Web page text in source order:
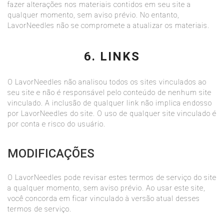
fazer alterações nos materiais contidos em seu site a
qualquer momento, sem aviso prévio. No entanto,
LavorNeedles não se compromete a atualizar os materiais.
6. LINKS
O LavorNeedles não analisou todos os sites vinculados ao
seu site e não é responsável pelo conteúdo de nenhum site
vinculado. A inclusão de qualquer link não implica endosso
por LavorNeedles do site. O uso de qualquer site vinculado é
por conta e risco do usuário.
MODIFICAÇÕES
O LavorNeedles pode revisar estes termos de serviço do site
a qualquer momento, sem aviso prévio. Ao usar este site,
você concorda em ficar vinculado à versão atual desses
termos de serviço.